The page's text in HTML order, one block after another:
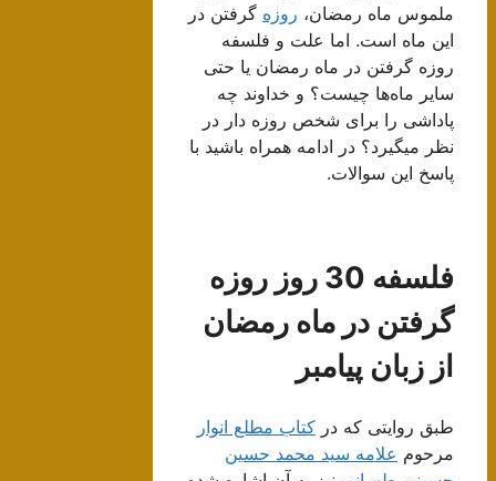
ملموس ماه رمضان،روزه گرفتن در
این ماه است. اما علت و فلسفه
روزه گرفتن در ماه رمضان یا حتی
سایر ماه‌ها چیست؟ و خداوند چه
پاداشی را برای شخص روزه دار در
نظر میگیرد؟ در ادامه همراه باشید با
پاسخ این سوالات.
فلسفه 30 روز روزه
گرفتن در ماه رمضان
از زبان پیامبر
طبق روایتی که در کتاب مطلع انوار
مرحومعلامه سید محمد حسین